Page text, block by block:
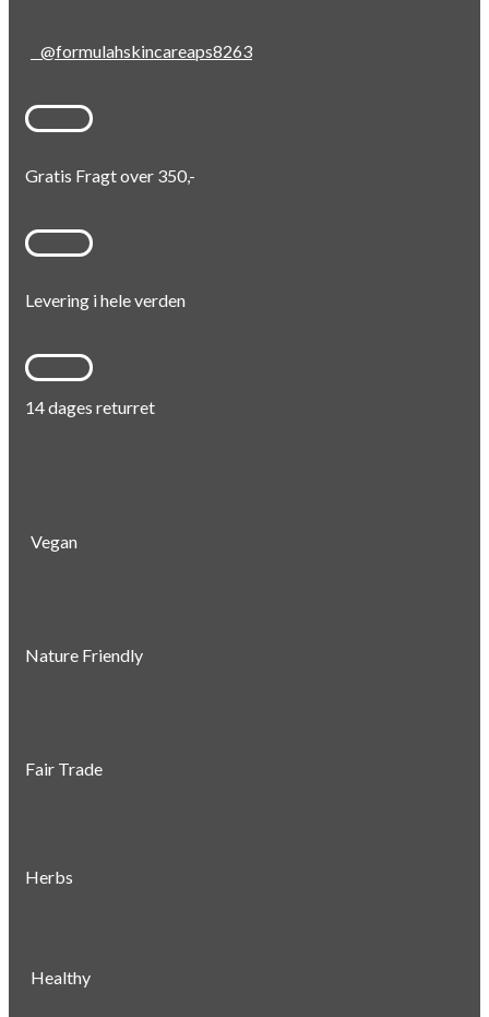
@formulahskincareaps8263
Gratis Fragt over 350,-
Levering i hele verden
14 dages returret
Vegan
Nature Friendly
Fair Trade
Herbs
Healthy